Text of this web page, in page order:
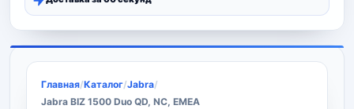
Главная/Каталог/Jabra/
Jabra BIZ 1500 Duo QD, NC, EMEA